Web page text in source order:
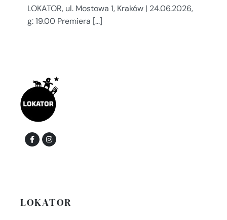
LOKATOR, ul. Mostowa 1, Kraków | 24.06.2026,
g: 19.00 Premiera [...]
LOKATOR